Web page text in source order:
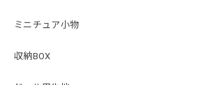
ミニチュア小物
収納BOX